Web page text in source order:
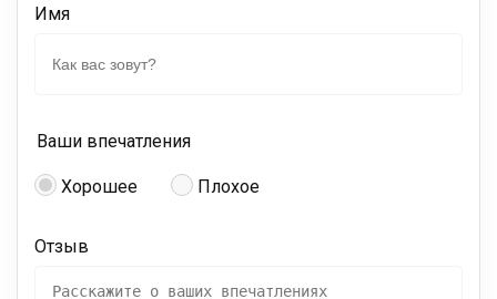
Имя
Ваши впечатления
Хорошее Плохое
Отзыв